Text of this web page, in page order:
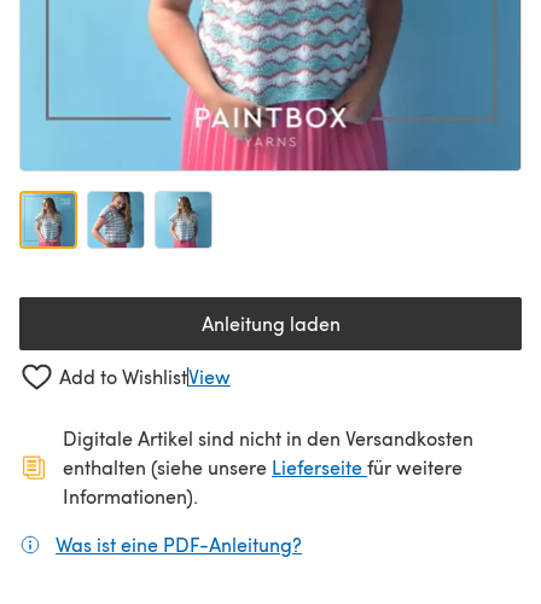
Anleitung laden(öffnet sich in einem neuen
Add to WishlistView
Digitale Artikel sind nicht in den Versandkosten
enthalten (siehe unsere Lieferseite(öffnet sich in
für weitere
Informationen).
Was ist eine PDF-Anleitung?